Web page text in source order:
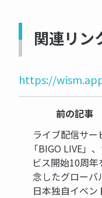
関連リン
https://
前の記事
ライブ配信サー
「BIGO LIVE」
ビス開始10周年
念したグローバ
日本独自イベン